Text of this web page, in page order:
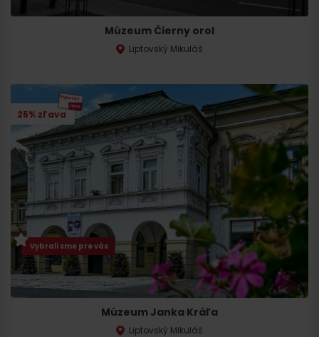
Múzeum Čierny orol
Liptovský Mikuláš
25% zľava
Vybrali sme pre vás
Múzeum Janka Kráľa
Liptovský Mikuláš